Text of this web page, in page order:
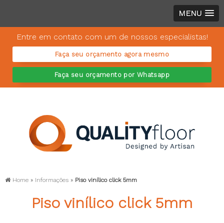
MENU
Entre em contato com um de nossos especialistas!
Faça seu orçamento agora mesmo
Faça seu orçamento por Whatsapp
Home » Informações » Piso vinílico click 5mm
Piso vinílico click 5mm